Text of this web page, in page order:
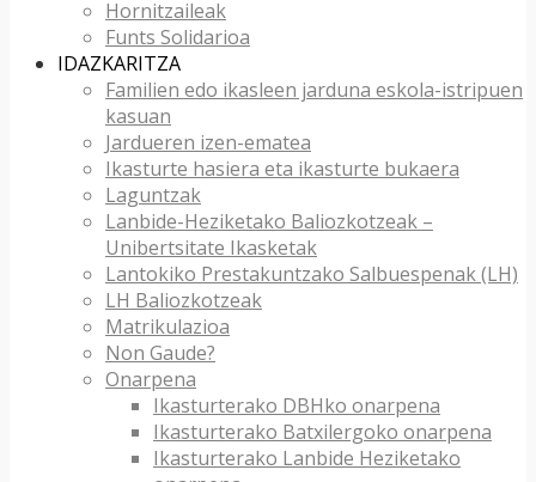
Hornitzaileak
Funts Solidarioa
IDAZKARITZA
Familien edo ikasleen jarduna eskola-istripuen
kasuan
Jardueren izen-ematea
Ikasturte hasiera eta ikasturte bukaera
Laguntzak
Lanbide-Heziketako Baliozkotzeak –
Unibertsitate Ikasketak
Lantokiko Prestakuntzako Salbuespenak (LH)
LH Baliozkotzeak
Matrikulazioa
Non Gaude?
Onarpena
Ikasturterako DBHko onarpena
Ikasturterako Batxilergoko onarpena
Ikasturterako Lanbide Heziketako